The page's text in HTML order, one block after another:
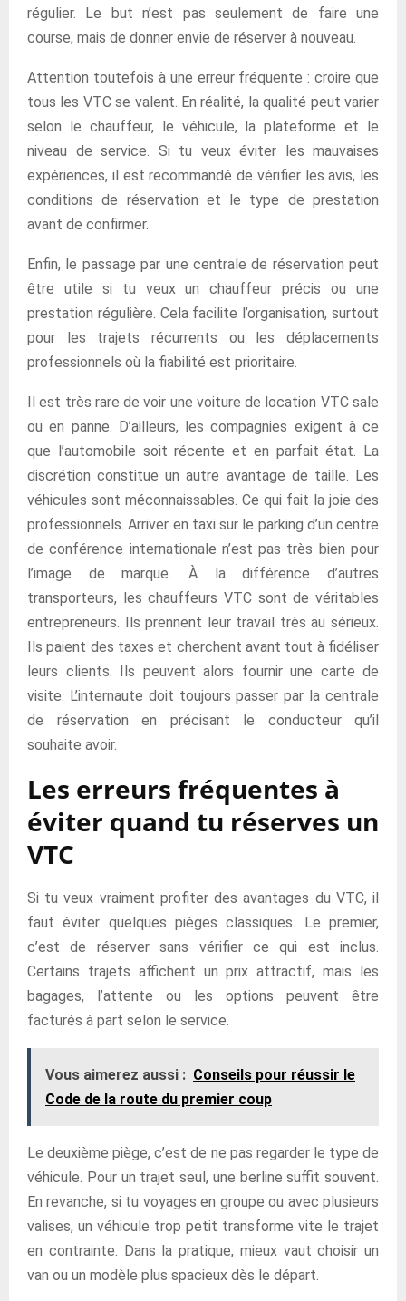
régulier. Le but n’est pas seulement de faire une
course, mais de donner envie de réserver à nouveau.
Attention toutefois à une erreur fréquente : croire que
tous les VTC se valent. En réalité, la qualité peut varier
selon le chauffeur, le véhicule, la plateforme et le
niveau de service. Si tu veux éviter les mauvaises
expériences, il est recommandé de vérifier les avis, les
conditions de réservation et le type de prestation
avant de confirmer.
Enfin, le passage par une centrale de réservation peut
être utile si tu veux un chauffeur précis ou une
prestation régulière. Cela facilite l’organisation, surtout
pour les trajets récurrents ou les déplacements
professionnels où la fiabilité est prioritaire.
Il est très rare de voir une voiture de location VTC sale
ou en panne. D’ailleurs, les compagnies exigent à ce
que l’automobile soit récente et en parfait état. La
discrétion constitue un autre avantage de taille. Les
véhicules sont méconnaissables. Ce qui fait la joie des
professionnels. Arriver en taxi sur le parking d’un centre
de conférence internationale n’est pas très bien pour
l’image de marque. À la différence d’autres
transporteurs, les chauffeurs VTC sont de véritables
entrepreneurs. Ils prennent leur travail très au sérieux.
Ils paient des taxes et cherchent avant tout à fidéliser
leurs clients. Ils peuvent alors fournir une carte de
visite. L’internaute doit toujours passer par la centrale
de réservation en précisant le conducteur qu’il
souhaite avoir.
Les erreurs fréquentes à
éviter quand tu réserves un
VTC
Si tu veux vraiment profiter des avantages du VTC, il
faut éviter quelques pièges classiques. Le premier,
c’est de réserver sans vérifier ce qui est inclus.
Certains trajets affichent un prix attractif, mais les
bagages, l’attente ou les options peuvent être
facturés à part selon le service.
Vous aimerez aussi : Conseils pour réussir le
Code de la route du premier coup
Le deuxième piège, c’est de ne pas regarder le type de
véhicule. Pour un trajet seul, une berline suffit souvent.
En revanche, si tu voyages en groupe ou avec plusieurs
valises, un véhicule trop petit transforme vite le trajet
en contrainte. Dans la pratique, mieux vaut choisir un
van ou un modèle plus spacieux dès le départ.